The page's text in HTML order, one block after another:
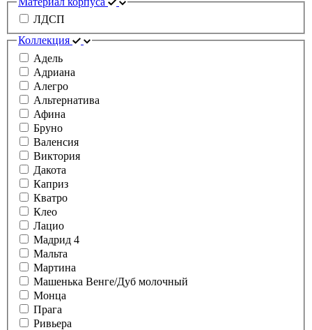
ЛДСП
Коллекция
Адель
Адриана
Алегро
Альтернатива
Афина
Бруно
Валенсия
Виктория
Дакота
Каприз
Кватро
Клео
Лацио
Мадрид 4
Мальта
Мартина
Машенька Венге/Дуб молочный
Монца
Прага
Ривьера